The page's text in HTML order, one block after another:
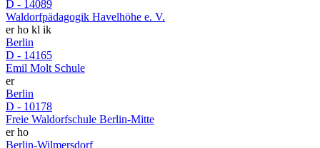
D - 14089
Waldorfpädagogik Havelhöhe e. V.
er ho kl ik
Berlin
D - 14165
Emil Molt Schule
er
Berlin
D - 10178
Freie Waldorfschule Berlin-Mitte
er ho
Berlin-Wilmersdorf